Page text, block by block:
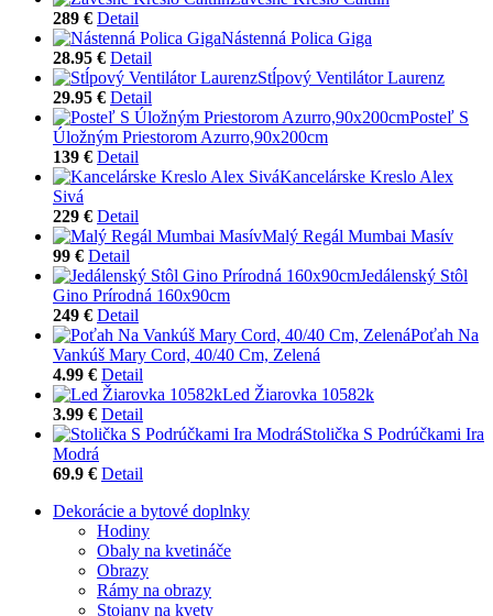
289 € Detail
Nástenná Polica Giga
28.95 € Detail
Stĺpový Ventilátor Laurenz
29.95 € Detail
Posteľ S
Úložným Priestorom Azurro,90x200cm
139 € Detail
Kancelárske Kreslo Alex
Sivá
229 € Detail
Malý Regál Mumbai Masív
99 € Detail
Jedálenský Stôl
Gino Prírodná 160x90cm
249 € Detail
Poťah Na
Vankúš Mary Cord, 40/40 Cm, Zelená
4.99 € Detail
Led Žiarovka 10582k
3.99 € Detail
Stolička S Podrúčkami Ira
Modrá
69.9 € Detail
Dekorácie a bytové doplnky
Hodiny
Obaly na kvetináče
Obrazy
Rámy na obrazy
Stojany na kvety